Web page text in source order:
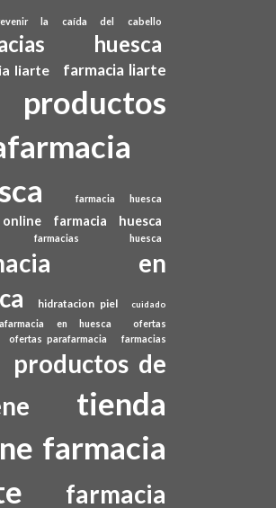
la caída del cabello
huesca
liarte farmacia liarte
productos
farmacia huesca
farmacia huesca
farmacias huesca
en
hidratacion piel
cuidado
en huesca
ofertas
ofertas parafarmacia farmacias
productos de
tienda
farmacia
farmacia